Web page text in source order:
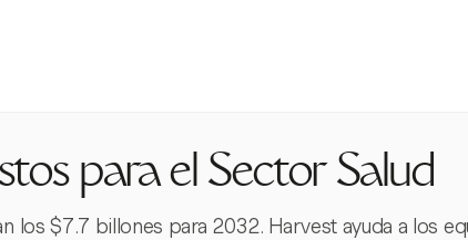
para el Sector Salud
los $7.7 billones para 2032. Harvest ayuda a los